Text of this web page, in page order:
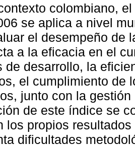
colombiano,
se aplica a nivel
el desempeño de
a la eficacia en el
de desarrollo, la
el cumplimiento de
junto con la
de este índice se
los propios
dificultades